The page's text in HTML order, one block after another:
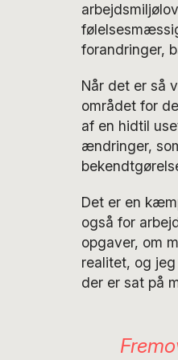
forandringer,
Når det er så
området for
af en hidtil
ændringer,
Det er en
også for
opgaver, om
realitet, og
der er sat på